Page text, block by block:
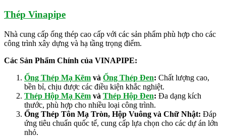
Thép Vinapipe
Nhà cung cấp ống thép cao cấp với các sản phẩm phù hợp cho các
công trình xây dựng và hạ tầng trọng điểm.
Các Sản Phẩm Chính của VINAPIPE:
Ống Thép Mạ Kẽm và Ống Thép Đen: Chất lượng cao,
bền bỉ, chịu được các điều kiện khắc nghiệt.
Thép Hộp Mạ Kẽm và Thép Hộp Đen: Đa dạng kích
thước, phù hợp cho nhiều loại công trình.
Ống Thép Tôn Mạ Tròn, Hộp Vuông và Chữ Nhật: Đáp
ứng tiêu chuẩn quốc tế, cung cấp lựa chọn cho các dự án lớn
nhỏ.